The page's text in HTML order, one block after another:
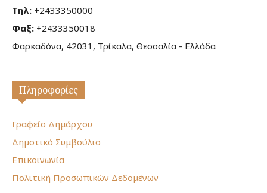
Τηλ: +2433350000
Φαξ: +2433350018
Φαρκαδόνα, 42031, Τρίκαλα, Θεσσαλία - Ελλάδα
Πληροφορίες
Γραφείο Δημάρχου
Δημοτικό Συμβούλιο
Επικοινωνία
Πολιτική Προσωπικών Δεδομένων